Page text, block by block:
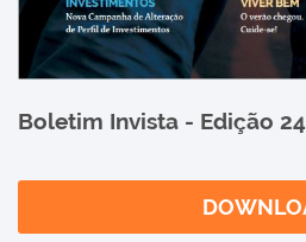
Boletim Invista - Edição 24